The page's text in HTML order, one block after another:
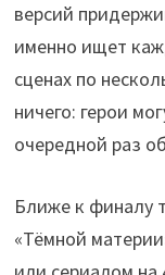
версий
именно ищет
сценах по
ничего: герои
очередной раз
Ближе к финалу
«Тёмной